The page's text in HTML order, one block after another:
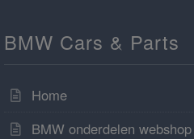
BMW Cars & Parts
Home
BMW onderdelen webshop